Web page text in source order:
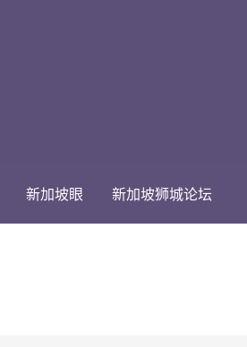
新加坡眼 新加坡狮城论坛